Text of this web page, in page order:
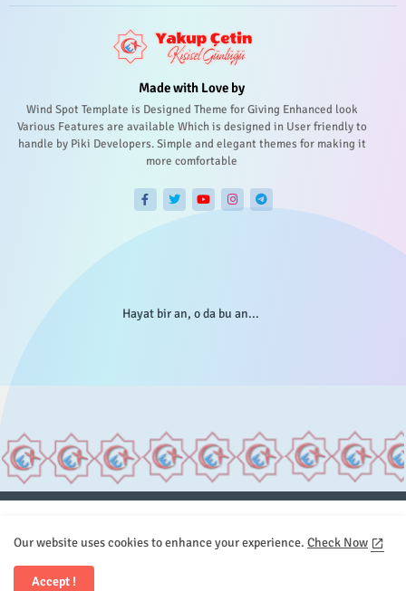
Made with Love by
Wind Spot Template is Designed Theme for Giving Enhanced look
Various Features are available Which is designed in User friendly to
handle by Piki Developers. Simple and elegant themes for making it
more comfortable
Hayat bir an, o da bu an...
Sitemap
İletişim
Our website uses cookies to enhance your experience. Check Now
Accept !